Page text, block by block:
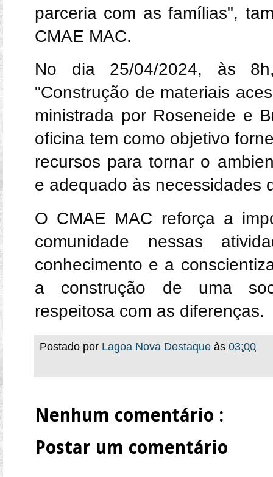
parceria com as famílias",
CMAE MAC.
No dia 25/04/2024, às
"Construção de materiais
ministrada por Roseneide e
oficina tem como objetivo
recursos para tornar o
e adequado às necessidades
O CMAE MAC reforça a
comunidade nessas
conhecimento e a
a construção de uma
respeitosa com as diferenças.
Postado por Lagoa Nova Destaque às 03:00
Nenhum comentário :
Postar um comentário